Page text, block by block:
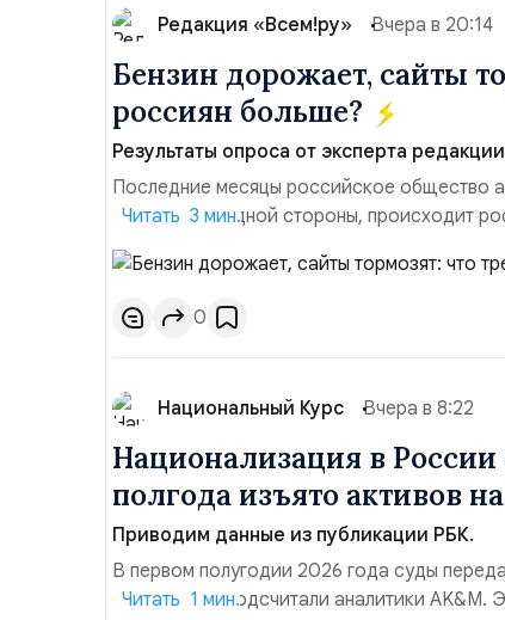
Редакция «Всем!ру» Вчера в 20:14
Бензин дорожает, сайты
россиян больше?
Результаты опроса от эксперта
Последние месяцы российское общество
давления. С одной стороны, происходит
инфляция и локальные сбои в поставках
турбулентность: перебои в работе
осваивать VPN и российские
Читать 3 мин.
0
Национальный Курс Вчера в 8:22
Национализация в России
полгода изъято активов
Приводим данные из публикации РБК.
В первом полугодии 2026 года суды
$10,16 млрд, подсчитали аналитики AK&M.
Читать 1 мин.